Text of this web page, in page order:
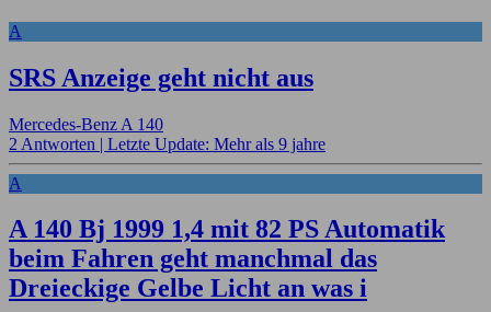
A
SRS Anzeige geht nicht aus
Mercedes-Benz A 140
2 Antworten | Letzte Update: Mehr als 9 jahre
A
A 140 Bj 1999 1,4 mit 82 PS Automatik
beim Fahren geht manchmal das
Dreieckige Gelbe Licht an was i